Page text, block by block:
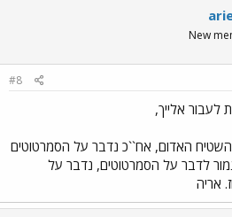
New
#8
לעבור אלייך,
השטיח האדום, אח``כ נדבר על הסמרטוטים
לדבר על הסמרטוטים, נדבר על
אריה